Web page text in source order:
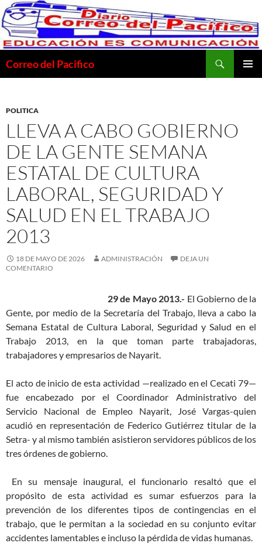
Saltar
al
contenido
Correo del Pacifico
POLITICA
LLEVA A CABO GOBIERNO
DE LA GENTE SEMANA
ESTATAL DE CULTURA
LABORAL, SEGURIDAD Y
SALUD EN EL TRABAJO
2013
18 DE MAYO DE 2026 ADMINISTRACIÓN
DEJA UN
COMENTARIO
29 de Mayo 2013.- El Gobierno de la
Gente, por medio de la Secretaría del Trabajo, lleva a cabo la
Semana Estatal de Cultura Laboral, Seguridad y Salud en el
Trabajo 2013, en la que toman parte trabajadoras,
trabajadores y empresarios de Nayarit.
El acto de inicio de esta actividad —realizado en el Cecati 79—
fue encabezado por el Coordinador Administrativo del
Servicio Nacional de Empleo Nayarit, José Vargas-quien
acudió en representación de Federico Gutiérrez titular de la
Setra- y al mismo también asistieron servidores públicos de los
tres órdenes de gobierno.
En su mensaje inaugural, el funcionario resaltó que el
propósito de esta actividad es sumar esfuerzos para la
prevención de los diferentes tipos de contingencias en el
trabajo, que le permitan a la sociedad en su conjunto evitar
accidentes lamentables e incluso la pérdida de vidas humanas.